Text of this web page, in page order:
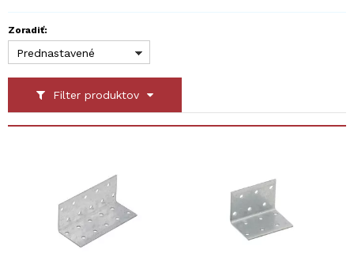
Filter produktov
Zoradiť:
Prednastavené